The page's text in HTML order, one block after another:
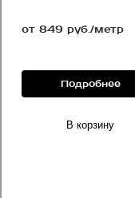
от 849 руб./метр
Подробнее
В корзину